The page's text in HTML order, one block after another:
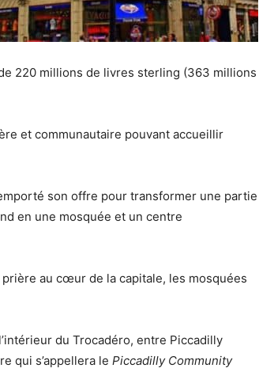
220 millions de livres sterling (363 millions
et communautaire pouvant accueillir
son offre pour transformer une partie
en une mosquée et un centre
au cœur de la capitale, les mosquées
du Trocadéro, entre Piccadilly
qui s’appellera le Piccadilly Community